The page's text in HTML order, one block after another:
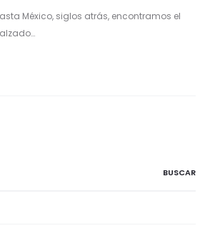
México, siglos atrás, encontramos el